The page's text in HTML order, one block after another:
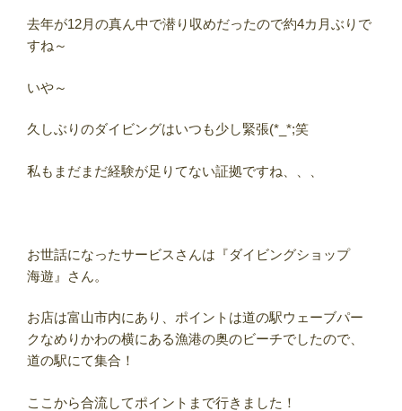
去年が12月の真ん中で潜り収めだったので約4カ月ぶりで
すね～
いや～
久しぶりのダイビングはいつも少し緊張(*_*;笑
私もまだまだ経験が足りてない証拠ですね、、、
お世話になったサービスさんは『ダイビングショップ
海遊』さん。
お店は富山市内にあり、ポイントは道の駅ウェーブパー
クなめりかわの横にある漁港の奥のビーチでしたので、
道の駅にて集合！
ここから合流してポイントまで行きました！